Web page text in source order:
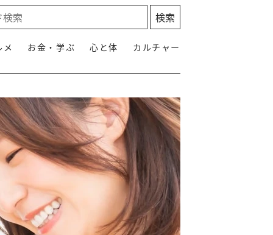
お金・学ぶ 心と体 カルチャー